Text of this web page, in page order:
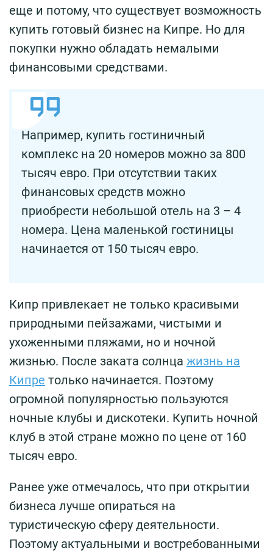
еще и потому, что существует возможность
купить готовый бизнес на Кипре. Но для
покупки нужно обладать немалыми
финансовыми средствами.
Например, купить гостиничный
комплекс на 20 номеров можно за 800
тысяч евро. При отсутствии таких
финансовых средств можно
приобрести небольшой отель на 3 – 4
номера. Цена маленькой гостиницы
начинается от 150 тысяч евро.
Кипр привлекает не только красивыми
природными пейзажами, чистыми и
ухоженными пляжами, но и ночной
жизнью. После заката солнца жизнь на
Кипре только начинается. Поэтому
огромной популярностью пользуются
ночные клубы и дискотеки. Купить ночной
клуб в этой стране можно по цене от 160
тысяч евро.
Ранее уже отмечалось, что при открытии
бизнеса лучше опираться на
туристическую сферу деятельности.
Поэтому актуальными и востребованными